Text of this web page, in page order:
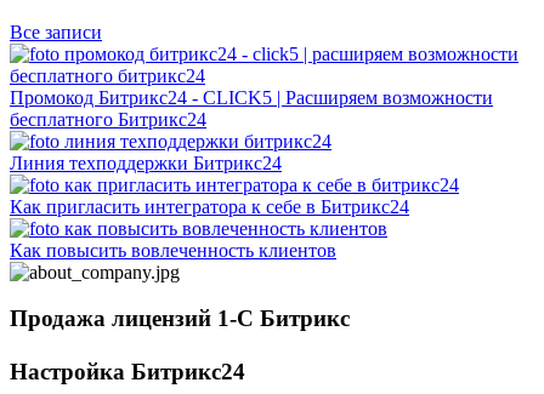
Все записи
Промокод Битрикс24 - CLICK5 | Расширяем возможности
бесплатного Битрикс24
Линия техподдержки Битрикс24
Как пригласить интегратора к себе в Битрикс24
Как повысить вовлеченность клиентов
Продажа лицензий 1-С Битрикс
Настройка Битрикс24